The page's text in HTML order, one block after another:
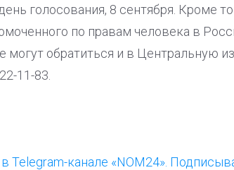
голосования, 8 сентября. Кроме
по правам человека в
могут обратиться и в Центральную
11-83.
Telegram-канале «NOM24».